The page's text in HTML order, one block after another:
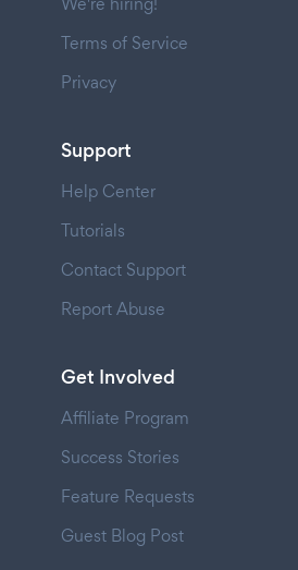
Terms of Service
Privacy
Support
Help Center
Tutorials
Contact Support
Report Abuse
Get Involved
Affiliate Program
Success Stories
Feature Requests
Guest Blog Post